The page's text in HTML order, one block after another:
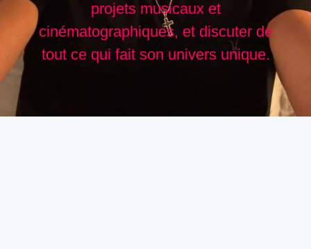
projets musicaux et
cinématographiques, et discuter de
tout ce qui fait son univers unique.